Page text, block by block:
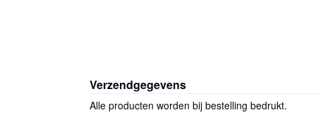
Verzendgegevens
Alle producten worden bij bestelling bedrukt.